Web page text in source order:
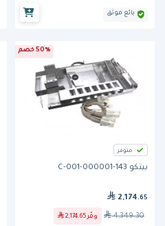
بائع موثق
50% خصم
متوفر
بيتكو 143-000001-001-C
2,174 .65
4,349.30 وفّر 2,174.65